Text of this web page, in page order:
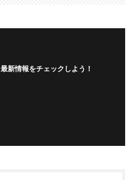
最新情報をチェックしよう！